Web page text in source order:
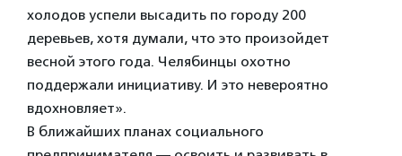
холодов успели высадить по городу 200
деревьев, хотя думали, что это произойдет
весной этого года. Челябинцы охотно
поддержали инициативу. И это невероятно
вдохновляет».
В ближайших планах социального